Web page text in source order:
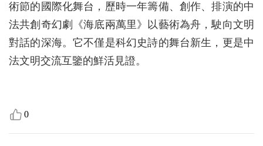
術節的國際化舞台，歷時一年籌備、創作、排演的中
法共創奇幻劇《海底兩萬里》以藝術為舟，駛向文明
對話的深海。它不僅是科幻史詩的舞台新生，更是中
法文明交流互鑒的鮮活見證。
0